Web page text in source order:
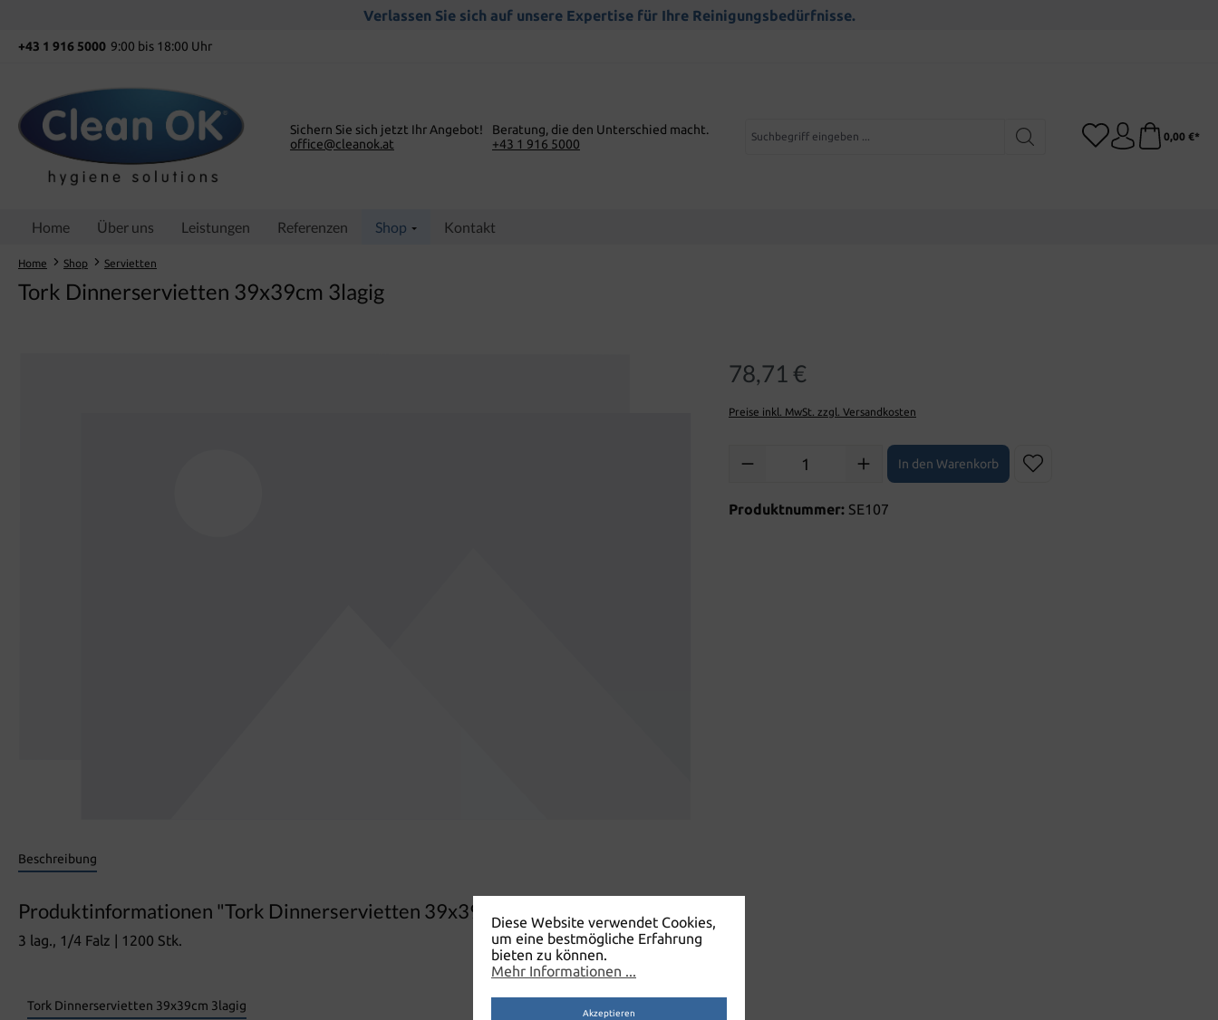
Verlassen Sie sich auf unsere Expertise für Ihre Reinigungsbedürfnisse.
+43 1 916 5000 9:00 bis 18:00 Uhr
Sichern Sie sich jetzt Ihr Angebot!
office@cleanok.at
Beratung, die den Unterschied macht.
+43 1 916 5000
0,00 €*
Home Über uns Leistungen Referenzen Shop Kontakt
Home Shop Servietten
Tork Dinnerservietten 39x39cm 3lagig
78,71 €
Preise inkl. MwSt. zzgl. Versandkosten
Produkt Anzahl: Gib den gewünschten Wert ein oder benutze die
In den Warenkorb
Produktnummer: SE107
Beschreibung
Produktinformationen "Tork Dinnerservietten 39x39cm 3lagig"
3 lag., 1/4 Falz | 1200 Stk.
Tork Dinnerservietten 39x39cm 3lagig
Diese Website verwendet Cookies,
um eine bestmögliche Erfahrung
bieten zu können.
Mehr Informationen ...
Akzeptieren